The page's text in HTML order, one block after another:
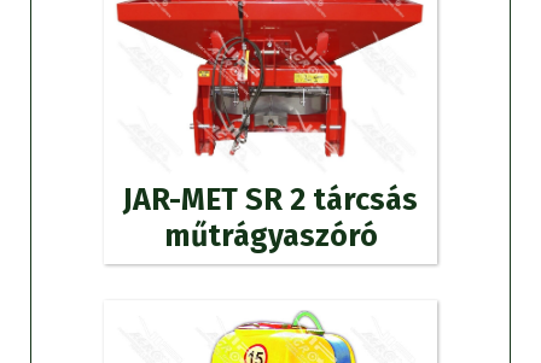
JAR-MET SR 2 tárcsás
műtrágyaszóró